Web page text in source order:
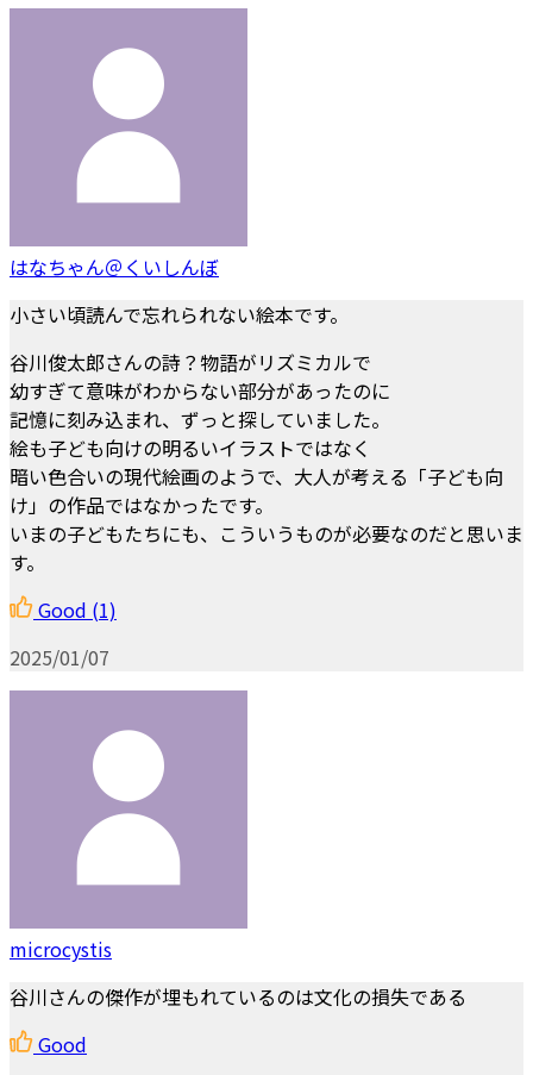
はなちゃん＠くいしんぼ
小さい頃読んで忘れられない絵本です。
谷川俊太郎さんの詩？物語がリズミカルで
幼すぎて意味がわからない部分があったのに
記憶に刻み込まれ、ずっと探していました。
絵も子ども向けの明るいイラストではなく
暗い色合いの現代絵画のようで、大人が考える「子ども向
け」の作品ではなかったです。
いまの子どもたちにも、こういうものが必要なのだと思いま
す。
Good (1)
2025/01/07
microcystis
谷川さんの傑作が埋もれているのは文化の損失である
Good